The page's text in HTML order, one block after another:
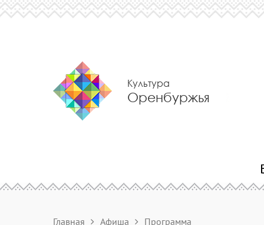
Культура
Оренбуржья
Главная Афиша Программа